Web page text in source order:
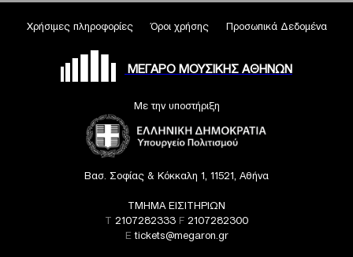
Χρήσιμες πληροφορίες Όροι χρήσης Προσωπικά Δεδομένα
ΜΕΓΑΡΟ ΜΟΥΣΙΚΗΣ ΑΘΗΝΩΝ
Με την υποστήριξη
Βασ. Σοφίας & Κόκκαλη 1, 11521, Αθήνα
ΤΜΗΜΑ ΕΙΣΙΤΗΡΙΩΝ
T 2107282333 F 2107282300
Etickets@megaron.gr